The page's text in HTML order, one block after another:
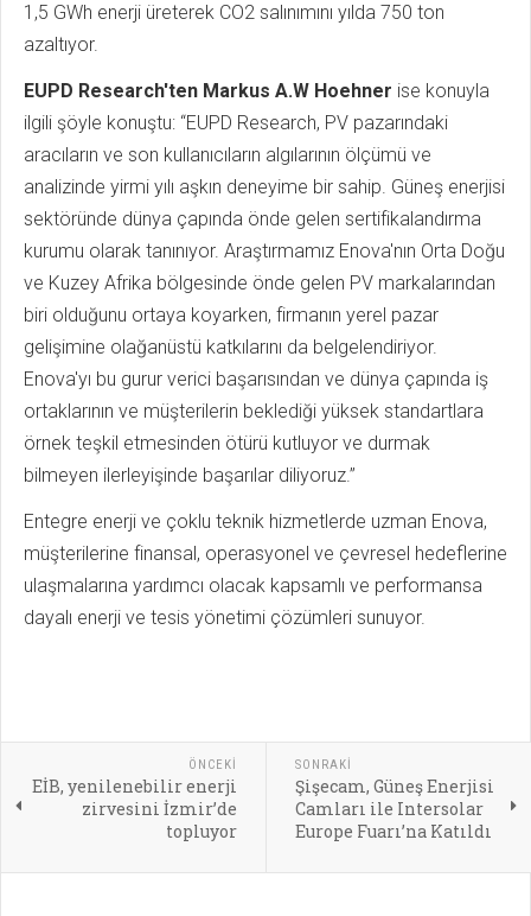
1,5 GWh enerji üreterek CO2 salınımını yılda 750 ton
azaltıyor.
EUPD Research'ten Markus A.W Hoehner ise konuyla
ilgili şöyle konuştu: “EUPD Research, PV pazarındaki
aracıların ve son kullanıcıların algılarının ölçümü ve
analizinde yirmi yılı aşkın deneyime bir sahip. Güneş enerjisi
sektöründe dünya çapında önde gelen sertifikalandırma
kurumu olarak tanınıyor. Araştırmamız Enova'nın Orta Doğu
ve Kuzey Afrika bölgesinde önde gelen PV markalarından
biri olduğunu ortaya koyarken, firmanın yerel pazar
gelişimine olağanüstü katkılarını da belgelendiriyor.
Enova'yı bu gurur verici başarısından ve dünya çapında iş
ortaklarının ve müşterilerin beklediği yüksek standartlara
örnek teşkil etmesinden ötürü kutluyor ve durmak
bilmeyen ilerleyişinde başarılar diliyoruz.”
Entegre enerji ve çoklu teknik hizmetlerde uzman Enova,
müşterilerine finansal, operasyonel ve çevresel hedeflerine
ulaşmalarına yardımcı olacak kapsamlı ve performansa
dayalı enerji ve tesis yönetimi çözümleri sunuyor.
ÖNCEKI
EİB, yenilenebilir enerji
zirvesini İzmir’de
topluyor
SONRAKI
Şişecam, Güneş Enerjisi
Camları ile Intersolar
Europe Fuarı’na Katıldı